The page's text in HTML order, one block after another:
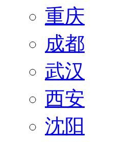
重庆
成都
武汉
西安
沈阳